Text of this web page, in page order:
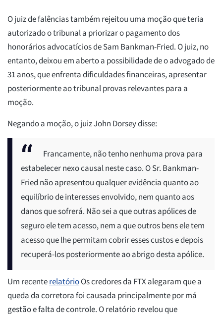
O juiz de falências também rejeitou uma moção que teria
autorizado o tribunal a priorizar o pagamento dos
honorários advocatícios de Sam Bankman-Fried. O juiz, no
entanto, deixou em aberto a possibilidade de o advogado de
31 anos, que enfrenta dificuldades financeiras, apresentar
posteriormente ao tribunal provas relevantes para a
moção.
Negando a moção, o juiz John Dorsey disse:
Francamente, não tenho nenhuma prova para
estabelecer nexo causal neste caso. O Sr. Bankman-
Fried não apresentou qualquer evidência quanto ao
equilíbrio de interesses envolvido, nem quanto aos
danos que sofrerá. Não sei a que outras apólices de
seguro ele tem acesso, nem a que outros bens ele tem
acesso que lhe permitam cobrir esses custos e depois
recuperá-los posteriormente ao abrigo desta apólice.
Um recenterelatórioOs credores da FTX alegaram que a
queda da corretora foi causada principalmente por má
gestão e falta de controle. O relatório revelou que